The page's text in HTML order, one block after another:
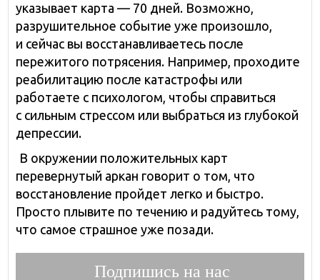
указывает карта — 70 дней. Возможно,
разрушительное событие уже произошло,
и сейчас вы восстанавливаетесь после
пережитого потрясения. Например, проходите
реабилитацию после катастрофы или
работаете с психологом, чтобы справиться
с сильным стрессом или выбраться из глубокой
депрессии.
В окружении положительных карт
перевернутый аркан говорит о том, что
восстановление пройдет легко и быстро.
Просто плывите по течению и радуйтесь тому,
что самое страшное уже позади.
Подпишись на нас